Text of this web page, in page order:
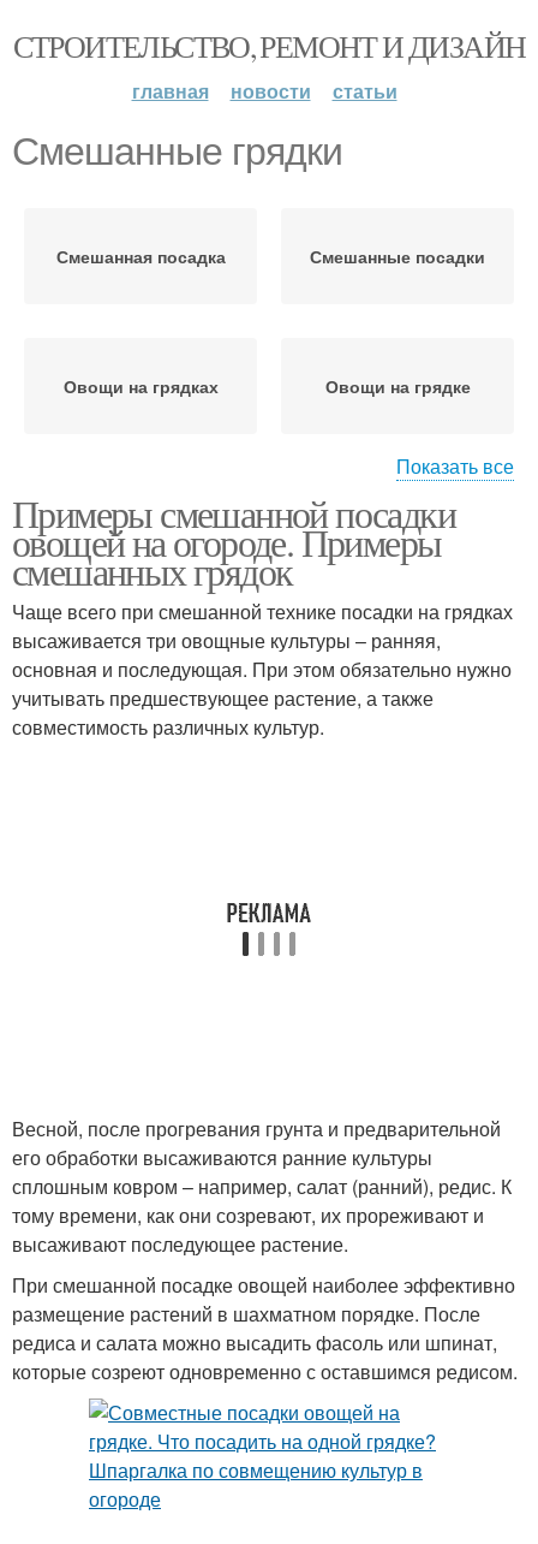
СТРОИТЕЛЬСТВО, РЕМОНТ И ДИЗАЙН
главная новости статьи
Смешанные грядки
Смешанная посадка Смешанные посадки
Овощи на грядках Овощи на грядке
Соседи по грядкам Культуры на грядке
Показать все
Примеры смешанной посадки
овощей на огороде. Примеры
смешанных грядок
Чаще всего при смешанной технике посадки на грядках
высаживается три овощные культуры – ранняя,
основная и последующая. При этом обязательно нужно
учитывать предшествующее растение, а также
совместимость различных культур.
Весной, после прогревания грунта и предварительной
его обработки высаживаются ранние культуры
сплошным ковром – например, салат (ранний), редис. К
тому времени, как они созревают, их прореживают и
высаживают последующее растение.
При смешанной посадке овощей наиболее эффективно
размещение растений в шахматном порядке. После
редиса и салата можно высадить фасоль или шпинат,
которые созреют одновременно с оставшимся редисом.